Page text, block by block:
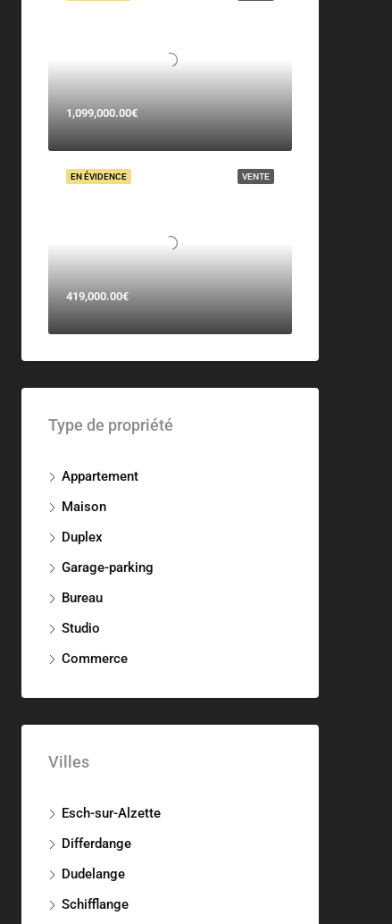
1,099,000.00€
VENTE
EN ÉVIDENCE
419,000.00€
Type de propriété
Appartement
Maison
Duplex
Garage-parking
Bureau
Studio
Commerce
Villes
Esch-sur-Alzette
Differdange
Dudelange
Schifflange